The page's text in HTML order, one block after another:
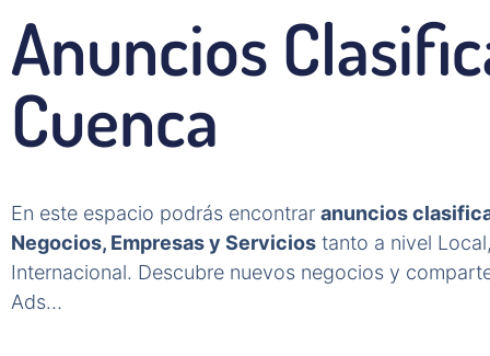
Anuncios
Cuenca
En este espacio podrás encontrar anuncios
Negocios, Empresas y Servicios tanto a nivel
Internacional. Descubre nuevos negocios y
Ads…